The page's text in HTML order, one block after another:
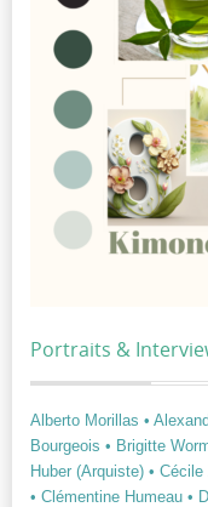
Portraits &
Alberto Morillas •
Bourgeois • Brigitte
Huber (Arquiste) •
• Clémentine Humeau •